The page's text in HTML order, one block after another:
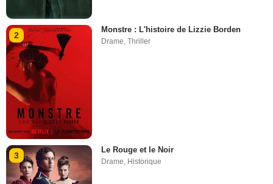
2
Monstre : L'histoire de Lizzie Borden
Drame ,Thriller
3
Le Rouge et le Noir
Drame, Historique